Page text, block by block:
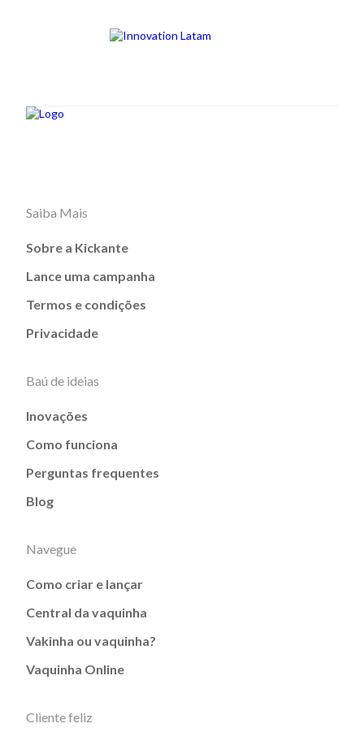
Saiba Mais
Sobre a Kickante
Lance uma campanha
Termos e condições
Privacidade
Baú de ideias
Inovações
Como funciona
Perguntas frequentes
Blog
Navegue
Como criar e lançar
Central da vaquinha
Vakinha ou vaquinha?
Vaquinha Online
Cliente feliz